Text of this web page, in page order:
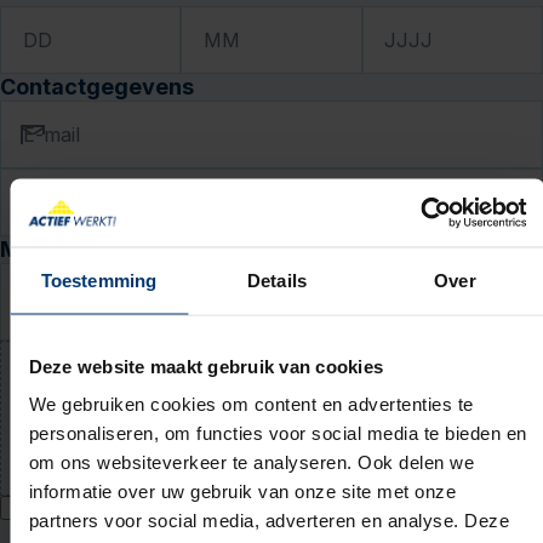
Toestemming Details Over
Deze website maakt gebruik van cookies
We gebruiken cookies om content en advertenties te
personaliseren, om functies voor social media te bieden en
om ons websiteverkeer te analyseren. Ook delen we
informatie over uw gebruik van onze site met onze
partners voor social media, adverteren en analyse. Deze
DD MM JJJJ
Contactgegevens
E-mail
Telefoon
Motivatie en cv
Waarom past deze baan bij jou? (niet verplicht)
Upload jouw cv (niet verplicht)
PDF of Word-document (max. 5 MB)
Ik geef Actief Werkt! toestemming om mijn persoonsgegevens te
verwerken voor bemiddeling naar werk en mij hiervoor te benaderen